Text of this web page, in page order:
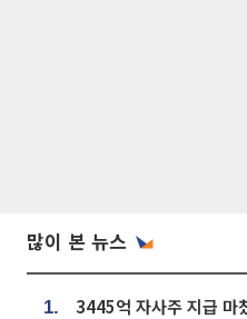
많이 본 뉴스
1.